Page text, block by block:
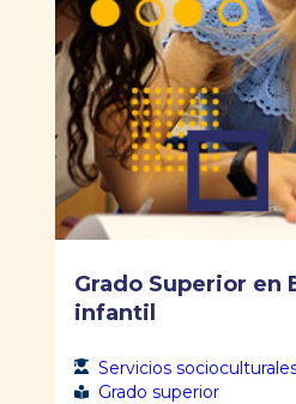
Grado Superior en
infantil
Servicios
Grado superior